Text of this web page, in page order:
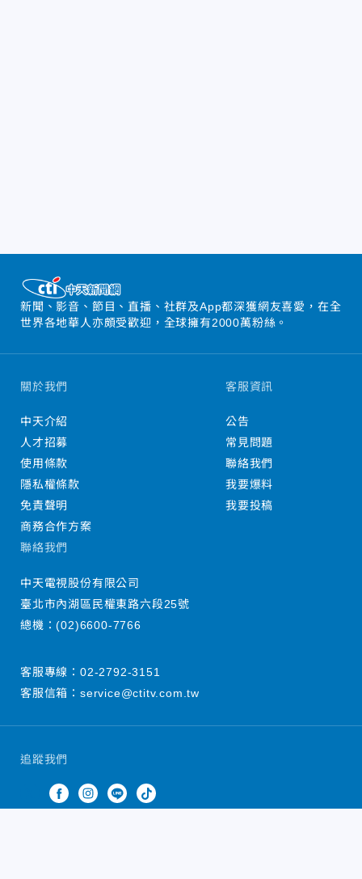
新聞、影音、節目、直播、社群及App都深獲網友喜愛，在全
世界各地華人亦頗受歡迎，全球擁有2000萬粉絲。
追蹤我們
關於我們
中天介紹
人才招募
使用條款
隱私權條款
免責聲明
商務合作方案
客服資訊
公告
常見問題
聯絡我們
我要爆料
我要投稿
聯絡我們
中天電視股份有限公司
臺北市內湖區民權東路六段25號
總機：(02)6600-7766
客服專線： 02-2792-3151
客服信箱： service@ctitv.com.tw